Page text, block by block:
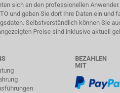
sich an den professionellen
und geben Sie dort Ihre Daten ein
Selbstverständlich können Sie
Preise sind inklusive aktuell
BEZAHLEN
MIT